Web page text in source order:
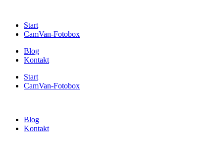
Start
CamVan-Fotobox
Blog
Kontakt
Start
CamVan-Fotobox
Blog
Kontakt